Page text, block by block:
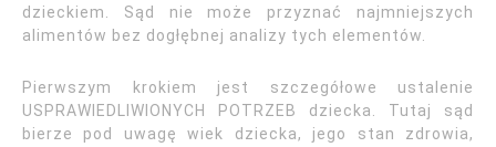
dzieckiem. Sąd nie może przyznać najmniejszych
alimentów bez dogłębnej analizy tych elementów.
Pierwszym krokiem jest szczegółowe ustalenie
USPRAWIEDLIWIONYCH POTRZEB dziecka. Tutaj sąd
bierze pod uwagę wiek dziecka, jego stan zdrowia,